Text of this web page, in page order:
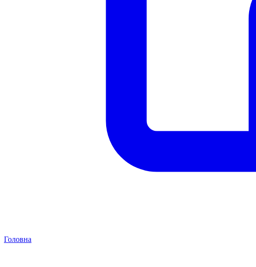
Головна